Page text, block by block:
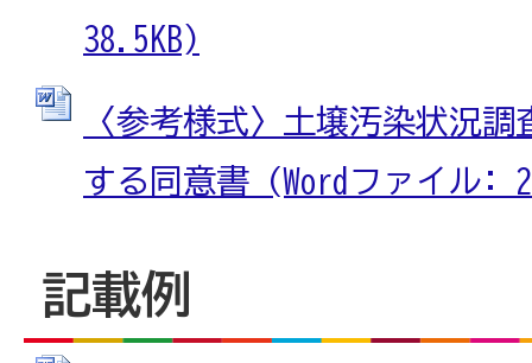
38.5KB)
〈参考様式〉土壌汚染状況
する同意書 (Wordファイル:
記載例